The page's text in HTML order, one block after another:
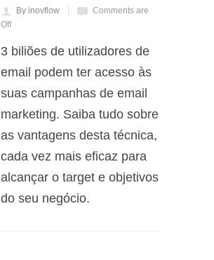
By inovflow
Comments are
Off
3 biliões de utilizadores de
email podem ter acesso às
suas campanhas de email
marketing. Saiba tudo sobre
as vantagens desta técnica,
cada vez mais eficaz para
alcançar o target e objetivos
do seu negócio.